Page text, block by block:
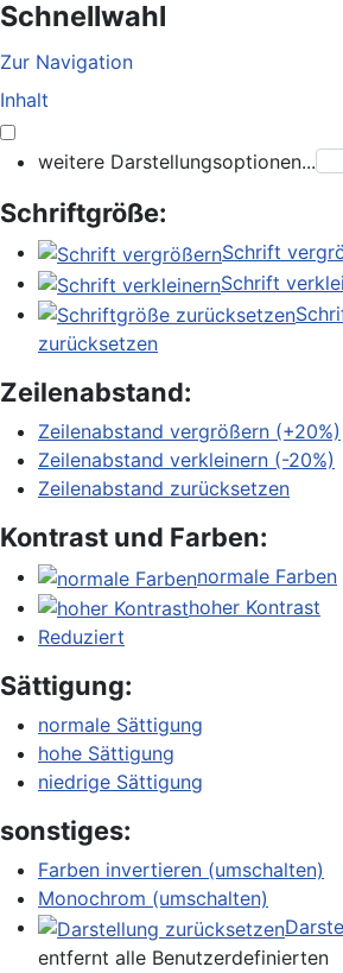
Schnellwahl
Zur Navigation
Inhalt
weitere Darstellungsoptionen...
Schriftgröße:
Schrift
Schrift
zurücksetzen
Zeilenabstand:
Zeilenabstand vergrößern (+20%)
Zeilenabstand verkleinern (-20%)
Zeilenabstand zurücksetzen
Kontrast und Farben:
normale Farben
hoher Kontrast
Reduziert
Sättigung:
normale Sättigung
hohe Sättigung
niedrige Sättigung
sonstiges:
Farben invertieren (umschalten)
Monochrom (umschalten)
entfernt alle Benutzerdefinierten